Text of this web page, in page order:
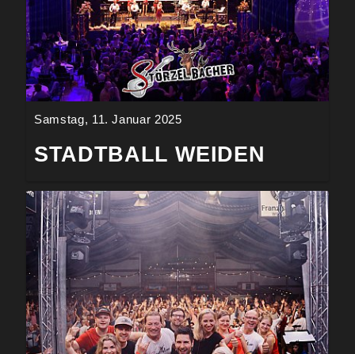
Samstag, 11. Januar 2025
STADTBALL WEIDEN